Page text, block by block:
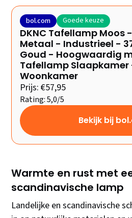
bol.com Goede keuze
DKNC Tafellamp Moos
Metaal - Industrieel -
Goud - Hoogwaardig
Tafellamp
Woonkamer
Prijs: €57,95
Rating: 5,0/5
Bekijk bij
Warmte en rust met
scandinavische lamp
Landelijke en scandinavische